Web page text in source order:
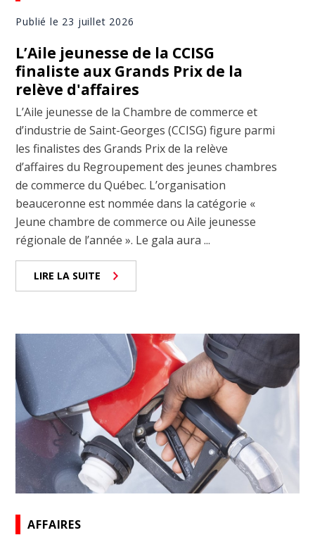
Publié le 23 juillet 2026
L’Aile jeunesse de la CCISG
finaliste aux Grands Prix de la
relève d'affaires
L’Aile jeunesse de la Chambre de commerce et
d’industrie de Saint-Georges (CCISG) figure parmi
les finalistes des Grands Prix de la relève
d’affaires du Regroupement des jeunes chambres
de commerce du Québec. L’organisation
beauceronne est nommée dans la catégorie «
Jeune chambre de commerce ou Aile jeunesse
régionale de l’année ». Le gala aura ...
LIRE LA SUITE
AFFAIRES